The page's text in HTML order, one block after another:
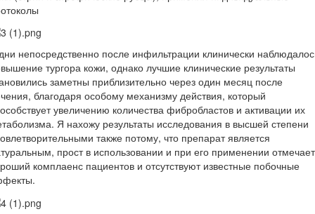
непосредственно после инфильтрации клинически
тургора кожи, однако лучшие клинические результаты
заметны приблизительно через один месяц после
благодаря особому механизму действия, который
увеличению количества фибробластов и активации их
Я нахожу результаты исследования в высшей степени
также потому, что препарат является
прост в использовании и при его применении
комплаенс пациентов и отсутствуют известные побочные